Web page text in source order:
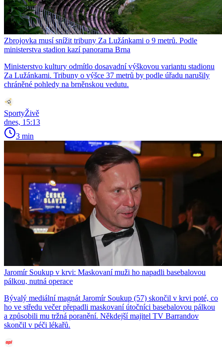
Zbrojovka musí snížit tribuny Za Lužánkami o 9 metrů. Podle
ministerstva stadion kazí panorama Brna
Ministerstvo kultury odmítlo dosavadní výškovou variantu stadionu
Za Lužánkami. Tribuny o výšce 37 metrů by podle úřadu narušily
chráněné pohledy na brněnskou vedutu.
SportyŽivě
dnes, 15:13
3 min
Jaromír Soukup v krvi: Maskovaní muži ho napadli basebalovou
pálkou, nutná operace
Bývalý mediální magnát Jaromír Soukup (57) skončil v krvi poté, co
ho ve středu večer přepadli maskovaní útočníci basebalovou pálkou
a způsobili mu tržná poranění. Někdejší majitel TV Barrandov
skončil v péči lékařů.